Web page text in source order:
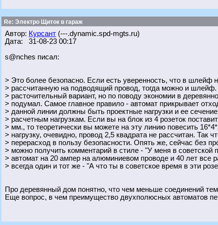
Re: Электро Щиток в гараж
Автор: Курсант (---.dynamic.spd-mgts.ru)
Дата: 31-08-23 00:17
s@nches писал:
> Это более безопасно. Если есть уверенность, что в шлейф
> рассчитанную на подводящий провод, тогда можно и
> расточительный вариант, но по поводу экономии в
> подумал. Самое главное правило - автомат прикрывает
> данной линии должны быть проектные нагрузки и ее
> расчетным нагрузкам. Если вы на блок из 4 розеток
> мм., то теоретически вы можете на эту линию повесить
> нагрузку, очевидно, провод 2,5 квадрата не рассчитан. Так
> перерасход в пользу безопасности. Опять же, сейчас без
> можно получить комментарий в стиле - "У меня в советской
> автомат на 20 ампер на алюминиевом проводе и 40 лет все
> всегда один и тот же - "А что ты в советское время в эти
Про деревянный дом понятно, что чем меньше соединений
Еще вопрос, в чем преимущество двухполюсных автоматов